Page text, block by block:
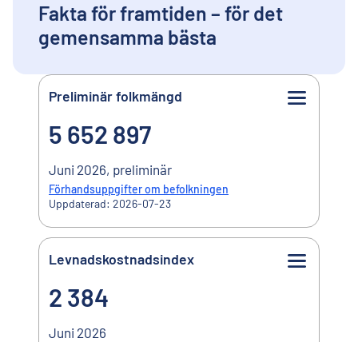
Fakta för framtiden – för det
gemensamma bästa
NyckeltalPreliminär folkmängd
5 652 897
5 652 897
Juni 2026, preliminär
Förhandsuppgifter om befolkningen
Uppdaterad: 2026-07-23
Levnadskostnadsindex
2 384
2 384
Juni 2026